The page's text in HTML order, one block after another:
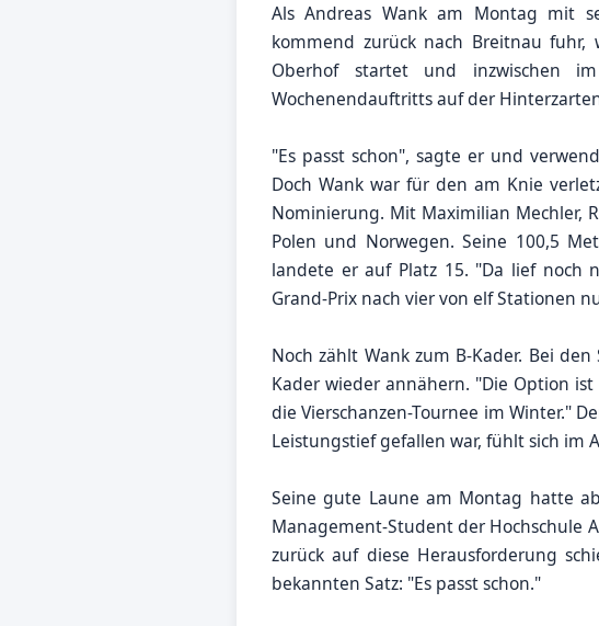
Als Andreas Wank am Montag mit
kommend zurück nach Breitnau
Oberhof startet und inzwischen
Wochenendauftritts auf der
"Es passt schon", sagte er und
Doch Wank war für den am Knie
Nominierung. Mit Maximilian Mechler,
Polen und Norwegen. Seine 100,5
landete er auf Platz 15. "Da lief noch
Grand-Prix nach vier von elf Stationen
Noch zählt Wank zum B-Kader. Bei
Kader wieder annähern. "Die Option
die Vierschanzen-Tournee im Winter."
Leistungstief gefallen war, fühlt sich im
Seine gute Laune am Montag hatte
Management-Student der Hochschule
zurück auf diese Herausforderung
bekannten Satz: "Es passt schon."